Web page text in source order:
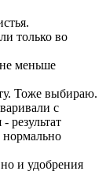
только во
меньше
Тоже выбираю.
с
результат
нормально
и удобрения